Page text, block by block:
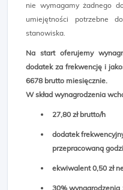
nie wymagamy żadnego
umiejętności potrzebne
stanowiska.
Na start oferujemy
dodatek za frekwencję i
6678 brutto miesięcznie.
W skład wynagrodzenia
27,80 zł brutto/h
dodatek
przepracowaną
ekwiwalent 0,50 zł
30%